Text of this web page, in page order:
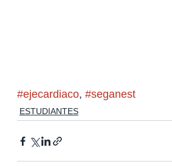
#ejecardiaco, #seganest
ESTUDIANTES